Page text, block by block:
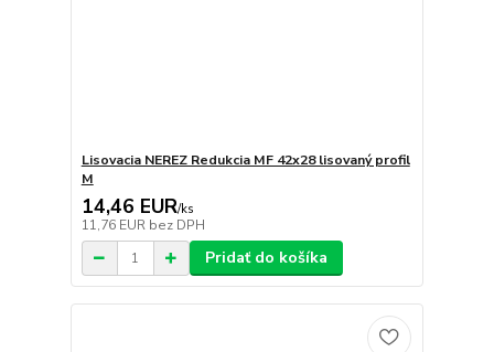
Lisovacia NEREZ Redukcia MF 42x28 lisovaný profil
M
14,46 EUR/ks
11,76 EUR bez DPH
Pridať do košíka